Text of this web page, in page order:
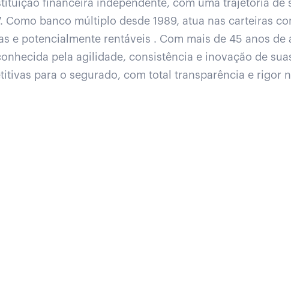
financeira independente, com uma trajetória de
Como banco múltiplo desde 1989, atua nas carteiras
e potencialmente rentáveis . Com mais de 45 anos de
pela agilidade, consistência e inovação de
para o segurado, com total transparência e rigor